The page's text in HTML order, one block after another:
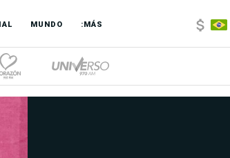
MUNDO :MÁS